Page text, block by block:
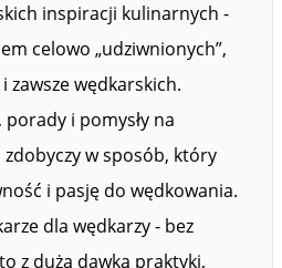
inspiracji kulinarnych -
celowo „udziwnionych”,
zawsze wędkarskich.
i pomysły na
w sposób, który
i pasję do wędkowania.
dla wędkarzy - bez
z dużą dawką praktyki,